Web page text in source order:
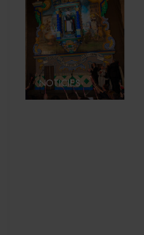
NOTICIES